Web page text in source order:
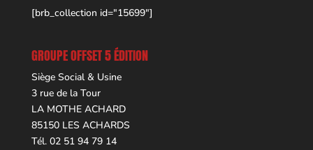
[brb_collection id="15699"]
GROUPE OFFSET 5 ÉDITION
Siège Social & Usine
3 rue de la Tour
LA MOTHE ACHARD
85150 LES ACHARDS
Tél. 02 51 94 79 14